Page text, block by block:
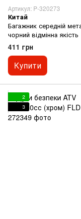
Артикул: P-320273
Китай
Багажник середній
чорний відмінна якість
411 грн
Купити
2
3